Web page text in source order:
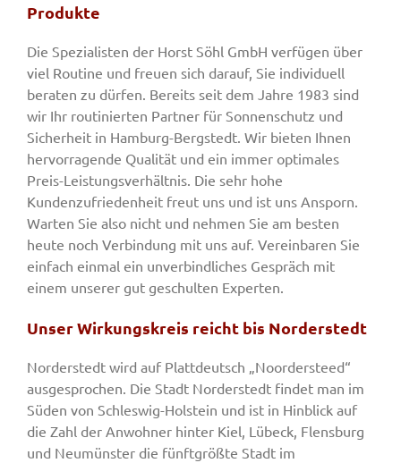
Produkte
Die Spezialisten der Horst Söhl GmbH verfügen über
viel Routine und freuen sich darauf, Sie individuell
beraten zu dürfen. Bereits seit dem Jahre 1983 sind
wir Ihr routinierten Partner für Sonnenschutz und
Sicherheit in Hamburg-Bergstedt. Wir bieten Ihnen
hervorragende Qualität und ein immer optimales
Preis-Leistungsverhältnis. Die sehr hohe
Kundenzufriedenheit freut uns und ist uns Ansporn.
Warten Sie also nicht und nehmen Sie am besten
heute noch Verbindung mit uns auf. Vereinbaren Sie
einfach einmal ein unverbindliches Gespräch mit
einem unserer gut geschulten Experten.
Unser Wirkungskreis reicht bis Norderstedt
Norderstedt wird auf Plattdeutsch „Noordersteed“
ausgesprochen. Die Stadt Norderstedt findet man im
Süden von Schleswig-Holstein und ist in Hinblick auf
die Zahl der Anwohner hinter Kiel, Lübeck, Flensburg
und Neumünster die fünftgrößte Stadt im